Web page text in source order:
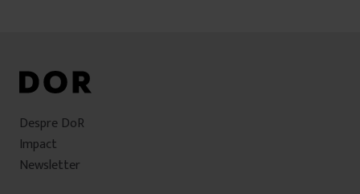
Despre DoR
Impact
Newsletter